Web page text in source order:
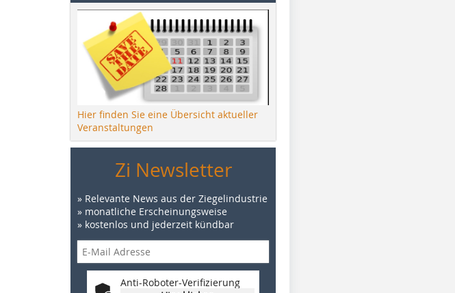
Hier finden Sie eine Übersicht aktueller
Veranstaltungen
Zi Newsletter
» Relevante News aus der Ziegelindustrie
» monatliche Erscheinungsweise
» kostenlos und jederzeit kündbar
Anti-Roboter-Verifizierung